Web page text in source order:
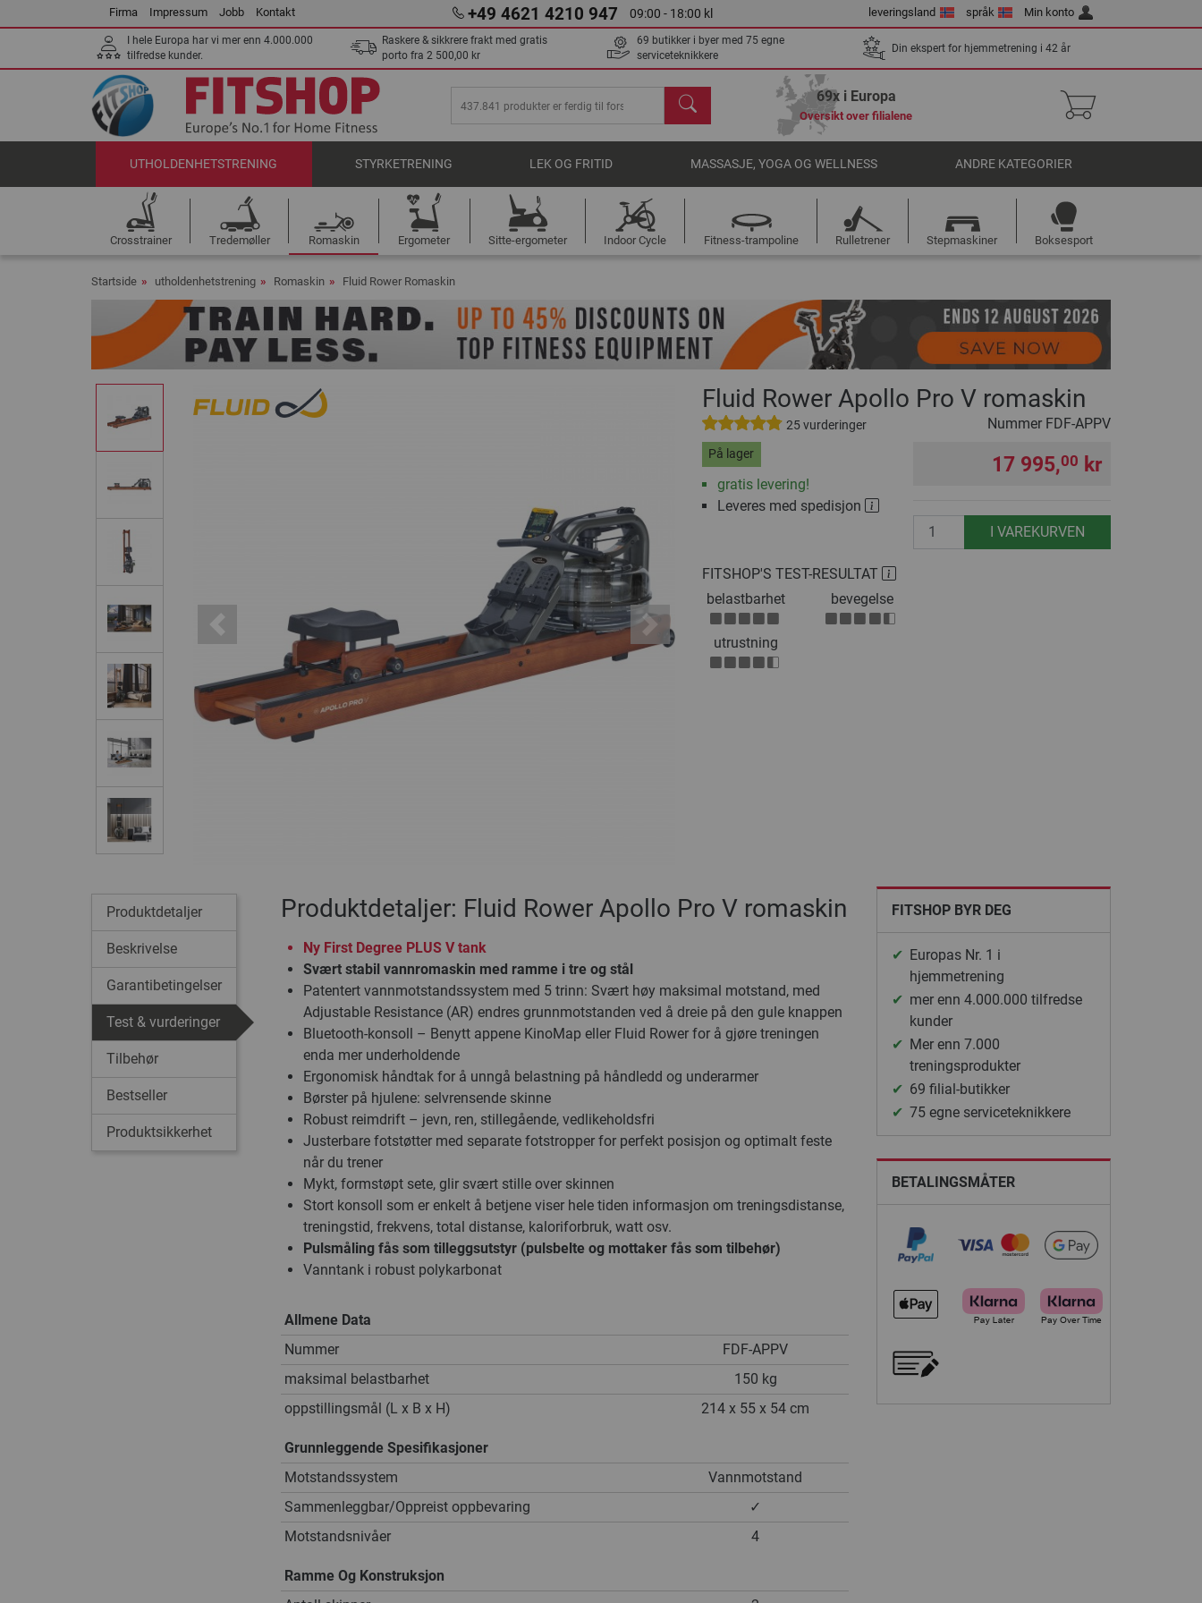
Firma Impressum Jobb Kontakt +49 4621 4210 947 09:00 - 18:00 kl leveringsland språk Min konto
I hele Europa har vi mer enn 4.000.000
tilfredse kunder.
Raskere & sikkrere frakt med gratis
porto fra 2 500,00 kr
69 butikker i byer med 75 egne
serviceteknikkere
Din ekspert for hjemmetrening i 42 år
søk 69x i Europa
Oversikt over filialene
UTHOLDENHETSTRENING STYRKETRENING LEK OG FRITID MASSASJE, YOGA OG WELLNESS ANDRE KATEGORIER
Crosstrainer Tredemøller Romaskin Ergometer Sitte-ergometer Indoor Cycle Fitness-trampoline Rulletrener Stepmaskiner Boksesport
Startside utholdenhetstrening Romaskin Fluid Rower Romaskin
Next
Fluid Rower Apollo Pro V romaskin
25 vurderinger Nummer FDF-APPV
På lager
gratis levering!
Leveres med spedisjon
17 995,00 kr
antall I VAREKURVEN
FITSHOP'S TEST-RESULTAT
belastbarhet
bevegelse
utrustning
Produktdetaljer
Beskrivelse
Garantibetingelser
Test & vurderinger
Tilbehør
Bestseller
Produktsikkerhet
Produktdetaljer: Fluid Rower Apollo Pro V romaskin
Ny First Degree PLUS V tank
Svært stabil vannromaskin med ramme i tre og stål
Patentert vannmotstandssystem med 5 trinn: Svært høy maksimal motstand, med
Adjustable Resistance (AR) endres grunnmotstanden ved å dreie på den gule knappen
Bluetooth-konsoll – Benytt appene KinoMap eller Fluid Rower for å gjøre treningen
enda mer underholdende
Ergonomisk håndtak for å unngå belastning på håndledd og underarmer
Børster på hjulene: selvrensende skinne
Robust reimdrift – jevn, ren, stillegående, vedlikeholdsfri
Justerbare fotstøtter med separate fotstropper for perfekt posisjon og optimalt feste
når du trener
Mykt, formstøpt sete, glir svært stille over skinnen
Stort konsoll som er enkelt å betjene viser hele tiden informasjon om treningsdistanse,
treningstid, frekvens, total distanse, kaloriforbruk, watt osv.
Pulsmåling fås som tilleggsutstyr (pulsbelte og mottaker fås som tilbehør)
Vanntank i robust polykarbonat
Allmene Data
Nummer
FDF-APPV
maksimal belastbarhet
150 kg
oppstillingsmål (L x B x H)
214 x 55 x 54 cm
Grunnleggende Spesifikasjoner
Motstandssystem
Vannmotstand
Sammenleggbar/Oppreist oppbevaring
✓
Motstandsnivåer
4
Ramme Og Konstruksjon
FITSHOP BYR DEG
Europas Nr. 1 i
hjemmetrening
mer enn 4.000.000 tilfredse
kunder
Mer enn 7.000
treningsprodukter
69 filial-butikker
75 egne serviceteknikkere
BETALINGSMÅTER